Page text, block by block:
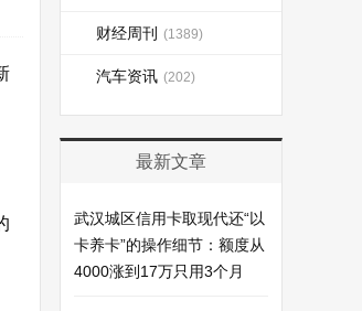
财经周刊 (1389)
汽车资讯 (202)
最新文章
武汉城区信用卡取现代还“以
卡养卡”的操作细节：额度从
4000涨到17万只用3个月